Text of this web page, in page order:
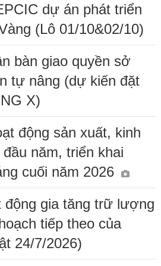
dự án phát triển
(Lô 01/10&02/10)
bàn giao quyền sở
tự nâng (dự kiến đặt
X)
động sản xuất, kinh
năm, triển khai
cuối năm 2026
động gia tăng trữ lượng
tiếp theo của
24/7/2026)